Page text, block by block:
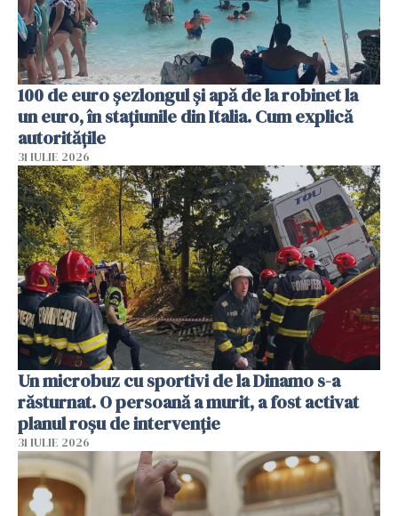
100 de euro șezlongul și apă de la robinet la
un euro, în stațiunile din Italia. Cum explică
autoritățile
31 IULIE 2026
Un microbuz cu sportivi de la Dinamo s-a
răsturnat. O persoană a murit, a fost activat
planul roșu de intervenție
31 IULIE 2026